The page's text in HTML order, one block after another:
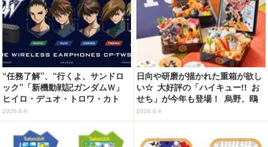
“任務了解”、“行くよ、サンドロ
ック”「新機動戦記ガンダムＷ」
ヒイロ・デュオ・トロワ・カト
ル・五飛の声がする…！ 新規録
り下ろしボイス搭載のワイヤレス
イヤホンが登場
2026.8.6
日向や研磨が描かれた重箱が欲し
い☆ 大好評の「ハイキュー!! お
せち」が今年も登場！ 烏野、鴎
台、音駒、稲荷崎をイメージした
メニューで構成
2026.8.4